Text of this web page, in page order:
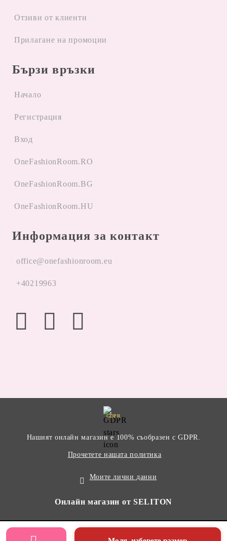
Отзиви от клиенти
Прилагане на промоции
Бързи връзки
Начало
Регистрация
Вход
OneFashionRoom.RO
OneFashionRoom.BG
OneFashionRoom.HU
Информация за контакт
office@onefashionroom.eu
+40219963
GDPR
Нашият онлайн магазин е 100% съобразен с GDPR.
Прочетете нашата политика
Моите лични данни
Онлайн магазин от SELITON